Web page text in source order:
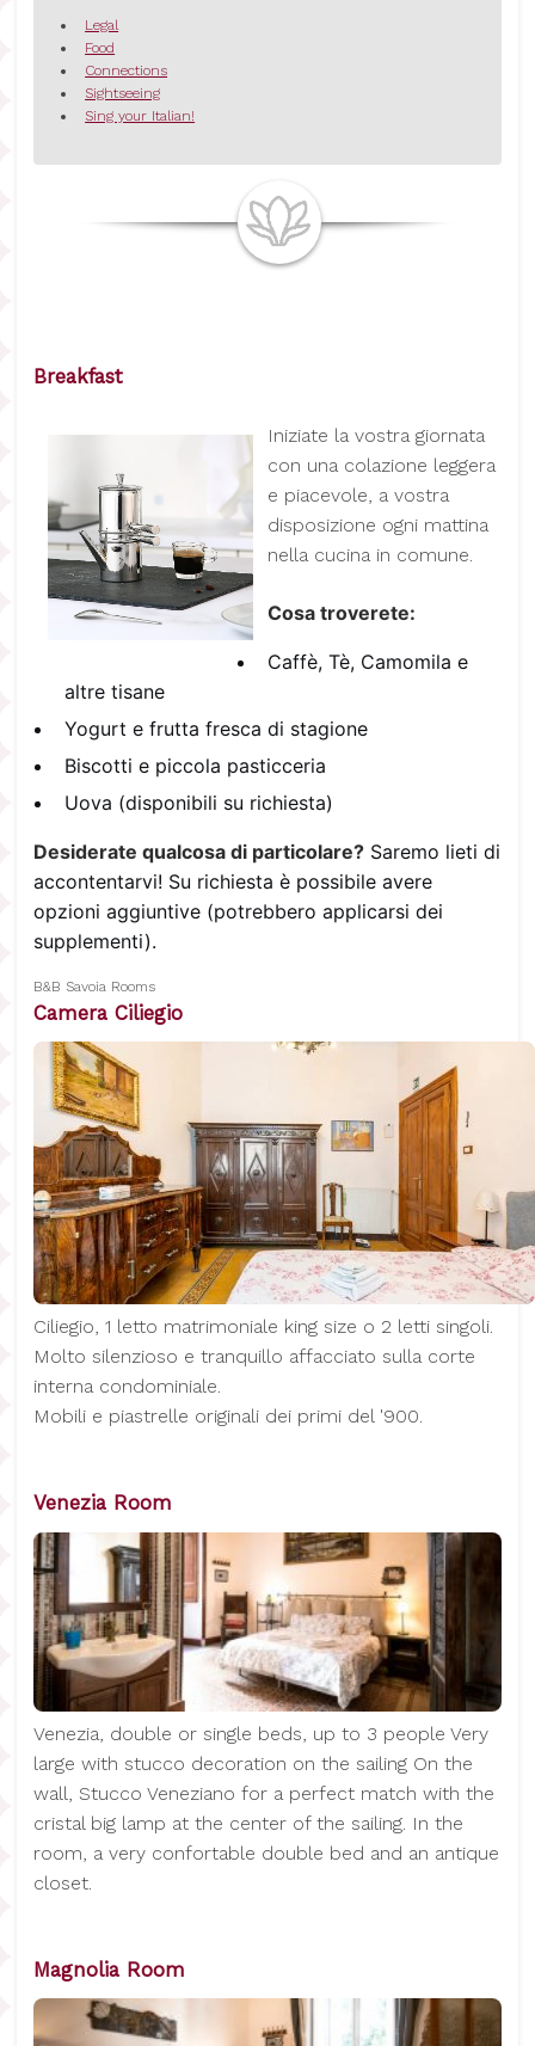
Legal
Food
Connections
Sightseeing
Sing your Italian!
Breakfast
Iniziate la vostra giornata
con una colazione leggera
e piacevole, a vostra
disposizione ogni mattina
nella cucina in comune.
Cosa troverete:
Caffè, Tè, Camomila e
altre tisane
Yogurt e frutta fresca di stagione
Biscotti e piccola pasticceria
Uova (disponibili su richiesta)
Desiderate qualcosa di particolare? Saremo lieti di
accontentarvi! Su richiesta è possibile avere
opzioni aggiuntive (potrebbero applicarsi dei
supplementi).
B&B Savoia Rooms
Camera Ciliegio
Ciliegio, 1 letto matrimoniale king size o 2 letti singoli.
Molto silenzioso e tranquillo affacciato sulla corte
interna condominiale.
Mobili e piastrelle originali dei primi del '900.
Venezia Room
Venezia, double or single beds, up to 3 people Very
large with stucco decoration on the sailing On the
wall, Stucco Veneziano for a perfect match with the
cristal big lamp at the center of the sailing. In the
room, a very confortable double bed and an antique
closet.
Magnolia Room